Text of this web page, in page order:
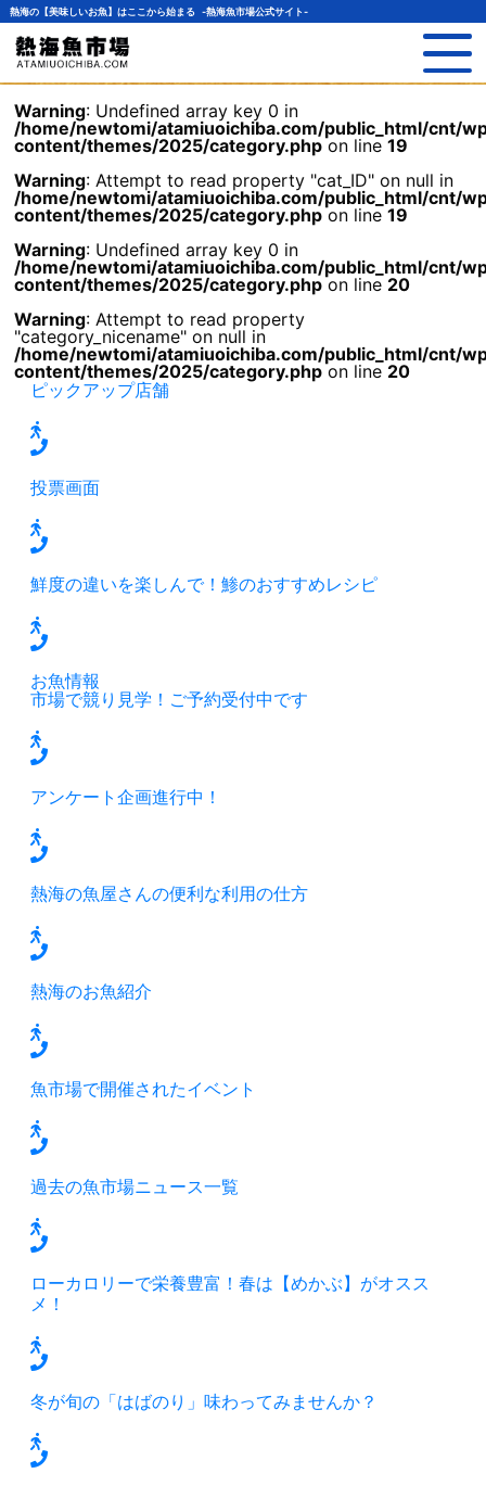
熱海の【美味しいお魚】はここから始まる -熱海魚市場公式サイト-
Warning: Undefined array key 0 in
/home/newtomi/atamiuoichiba.com/public_html/cnt/
content/themes/2025/category.phpon line 19
Warning: Attempt to read property "cat_ID" on null in
/home/newtomi/atamiuoichiba.com/public_html/cnt/
content/themes/2025/category.phpon line 19
Warning: Undefined array key 0 in
/home/newtomi/atamiuoichiba.com/public_html/cnt/
content/themes/2025/category.phpon line 20
Warning: Attempt to read property
"category_nicename" on null in
/home/newtomi/atamiuoichiba.com/public_html/cnt/
content/themes/2025/category.phpon line 20
ピックアップ店舗
投票画面
鮮度の違いを楽しんで！鯵のおすすめレシピ
お魚情報
市場で競り見学！ご予約受付中です
アンケート企画進行中！
熱海の魚屋さんの便利な利用の仕方
熱海のお魚紹介
魚市場で開催されたイベント
過去の魚市場ニュース一覧
ローカロリーで栄養豊富！春は【めかぶ】がオスス
メ！
冬が旬の「はばのり」味わってみませんか？